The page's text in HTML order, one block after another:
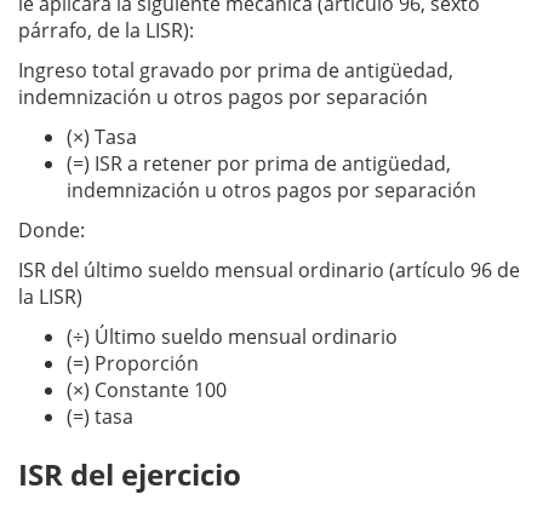
párrafo, de la LISR):
Ingreso total gravado por prima de antigüedad,
indemnización u otros pagos por separación
(×) Tasa
(=) ISR a retener por prima de antigüedad,
indemnización u otros pagos por separación
Donde:
ISR del último sueldo mensual ordinario (artículo 96 de
la LISR)
(÷) Último sueldo mensual ordinario
(=) Proporción
(×) Constante 100
(=) tasa
ISR del ejercicio